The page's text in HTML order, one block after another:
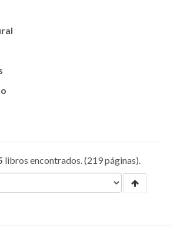
libros encontrados. (219 páginas).